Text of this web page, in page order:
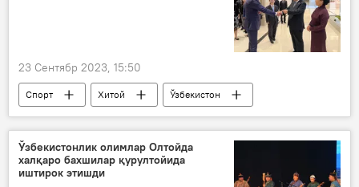
23 Сентябр 2023, 15:50
Спорт Хитой
Ўзбекистон
Отабек Умаров
Си Цзинпин
Ўзбекистонлик олимлар Олтойда
халқаро бахшилар қурултойида
иштирок этишди